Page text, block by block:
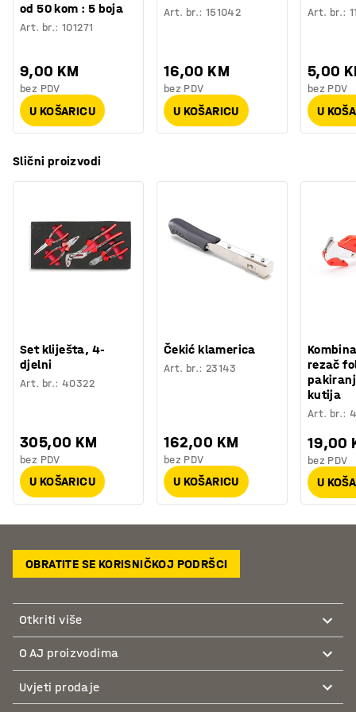
od 50 kom : 5 boja
Art. br.:101271
9,00 KM
bez PDV
U KOŠARICU
Art. br.: 151042
16,00 KM
bez PDV
U KOŠARICU
Art. br.:
5,00
bez PDV
U
Slični proizvodi
Set kliješta, 4-
djelni
Art. br.:40322
305,00 KM
bez PDV
U KOŠARICU
Čekić klamerica
Art. br.: 23143
162,00 KM
bez PDV
U KOŠARICU
rezač
kutija
Art. br.:
19,00
bez PDV
U
OBRATITE SE KORISNIČKOJ PODRŠCI
Otkriti više
O AJ proizvodima
Uvjeti prodaje